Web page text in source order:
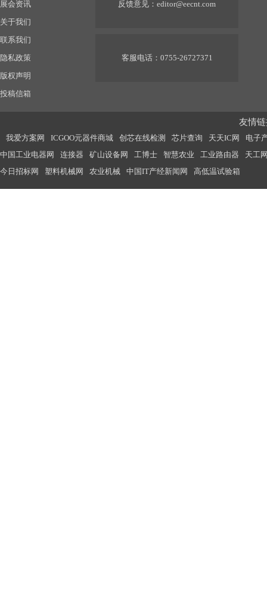
展会资讯
关于我们
联系我们
隐私政策
版权声明
投稿信箱
反馈意见： editor@eecnt.com
客服电话：0755-26727371
友情
我爱方案网 ICGOO元器件商城 创芯在线检测 芯片查询 天天IC网
电子
中国工业电器网
连接器 矿山设备网 工博士 智慧农业 工业路由器
天工
今日招标网
塑料机械网 农业机械 中国IT产经新闻网 高低温试验箱